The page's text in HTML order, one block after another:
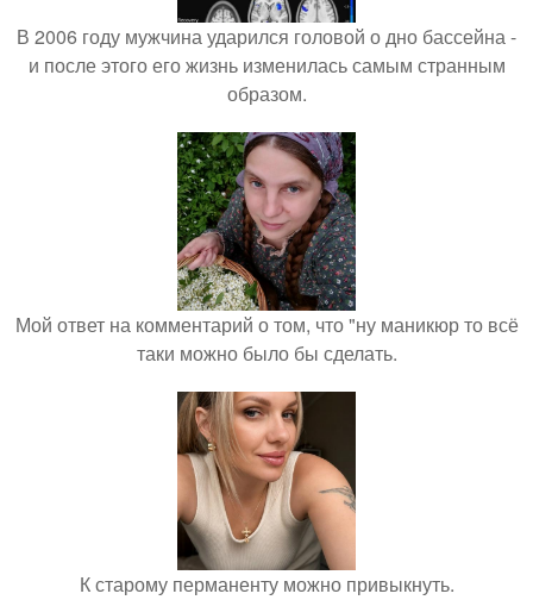
В 2006 году мужчина ударился головой о дно бассейна -
и после этого его жизнь изменилась самым странным
образом.
Мой ответ на комментарий о том, что "ну маникюр то всё
таки можно было бы сделать.
К старому перманенту можно привыкнуть.